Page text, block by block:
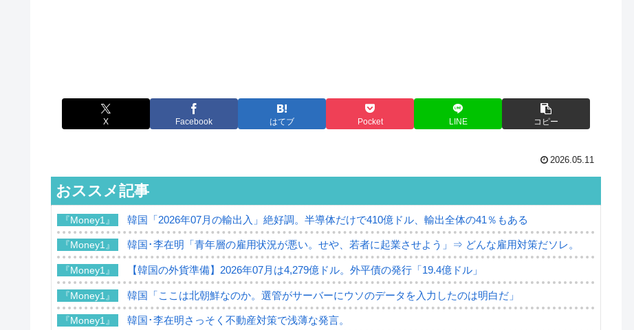
X Facebook はてブ Pocket LINE コピー
2026.05.11
おススメ記事
『Money1』 韓国「2026年07月の輸出入」絶好調。半導体だけで410億ドル、輸出全体の41％もある
『Money1』 韓国･李在明「青年層の雇用状況が悪い。せや、若者に起業させよう」⇒ どんな雇用対策だソレ。
『Money1』 【韓国の外貨準備】2026年07月は4,279億ドル。外平債の発行「19.4億ドル」
『Money1』 韓国「ここは北朝鮮なのか。選管がサーバーにウソのデータを入力したのは明白だ」
『Money1』 韓国･李在明さっそく不動産対策で浅薄な発言。